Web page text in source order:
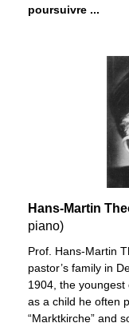
poursuivre ...
Hans-Martin
piano)
Prof. Hans-Martin
pastor’s family in
1904, the youngest
as a child he often
“Marktkirche” and